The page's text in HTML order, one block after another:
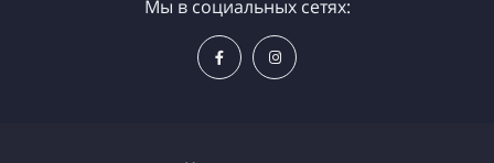
Мы в социальных сетях: